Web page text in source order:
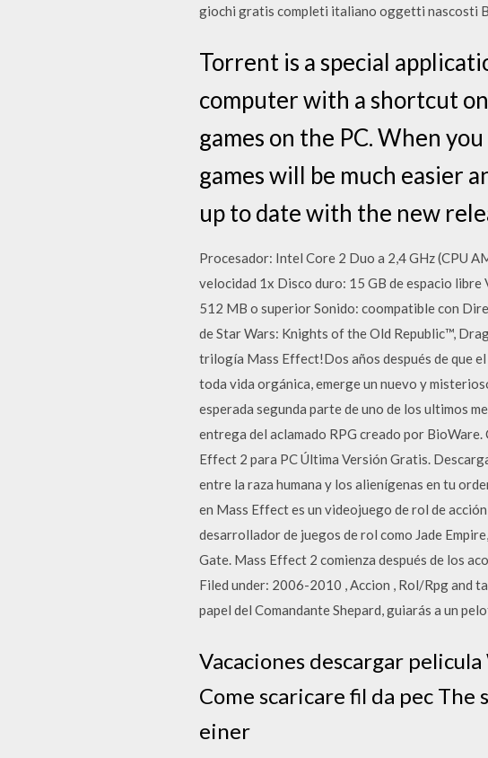
giochi gratis completi italiano oggetti nascosti
Torrent is a special
computer with a shortcut
games on the PC. When
games will be much easier
up to date with the new
Procesador: Intel Core 2 Duo a 2,4 GHz (CPU
velocidad 1x Disco duro: 15 GB de espacio
512 MB o superior Sonido: coompatible con
de Star Wars: Knights of the Old Republic™,
trilogía Mass Effect!Dos años después de que
toda vida orgánica, emerge un nuevo y
esperada segunda parte de uno de los ultimos
entrega del aclamado RPG creado por
Effect 2 para PC Última Versión Gratis.
entre la raza humana y los alienígenas en tu
en Mass Effect es un videojuego de rol de
desarrollador de juegos de rol como Jade
Gate. Mass Effect 2 comienza después de los
Filed under: 2006-2010 , Accion , Rol/Rpg and
papel del Comandante Shepard, guiarás a un
Vacaciones descargar
Come scaricare fil da pec
einer